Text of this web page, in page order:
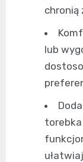
chronią
lub